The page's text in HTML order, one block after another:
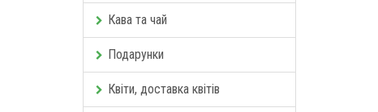
Кава та чай
Подарунки
Квіти, доставка квітів